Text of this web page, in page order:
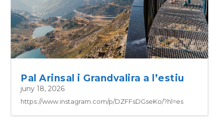
Pal Arinsal i Grandvalira a l’estiu
juny 18, 2026
https://www.instagram.com/p/DZFFsDGseKo/?hl=es